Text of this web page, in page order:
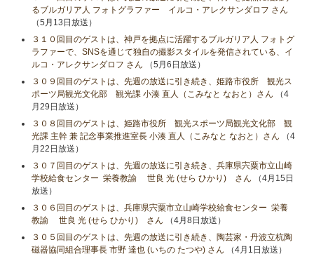
るブルガリア人 フォトグラファー イルコ・アレクサンダロフ さん
（5月13日放送）
３１０回目のゲストは、神戸を拠点に活躍するブルガリア人 フォトグ
ラファーで、SNSを通じて独自の撮影スタイルを発信されている、イ
ルコ・アレクサンダロフ さん （5月6日放送）
３０９回目のゲストは、先週の放送に引き続き、姫路市役所 観光ス
ポーツ局観光文化部 観光課 小湊 直人（こみなと なおと）さん （4
月29日放送）
３０８回目のゲストは、姫路市役所 観光スポーツ局観光文化部 観
光課 主幹 兼 記念事業推進室長 小湊 直人（こみなと なおと）さん （4
月22日放送）
３０７回目のゲストは、先週の放送に引き続き、兵庫県宍粟市立山崎
学校給食センター 栄養教諭 世良 光 (せら ひかり) さん （4月15日
放送）
３０６回目のゲストは、兵庫県宍粟市立山崎学校給食センター 栄養
教諭 世良 光 (せら ひかり) さん （4月8日放送）
３０５回目のゲストは、先週の放送に引き続き、陶芸家・丹波立杭陶
磁器協同組合理事長 市野 達也 (いちの たつや) さん （4月1日放送）